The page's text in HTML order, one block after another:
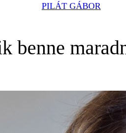
PILÁT GÁBOR
benne